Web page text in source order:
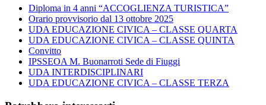
Diploma in 4 anni “ACCOGLIENZA TURISTICA”
Orario provvisorio dal 13 ottobre 2025
UDA EDUCAZIONE CIVICA – CLASSE QUARTA
UDA EDUCAZIONE CIVICA – CLASSE QUINTA
Convitto
IPSSEOA M. Buonarroti Sede di Fiuggi
UDA INTERDISCIPLINARI
UDA EDUCAZIONE CIVICA – CLASSE TERZA